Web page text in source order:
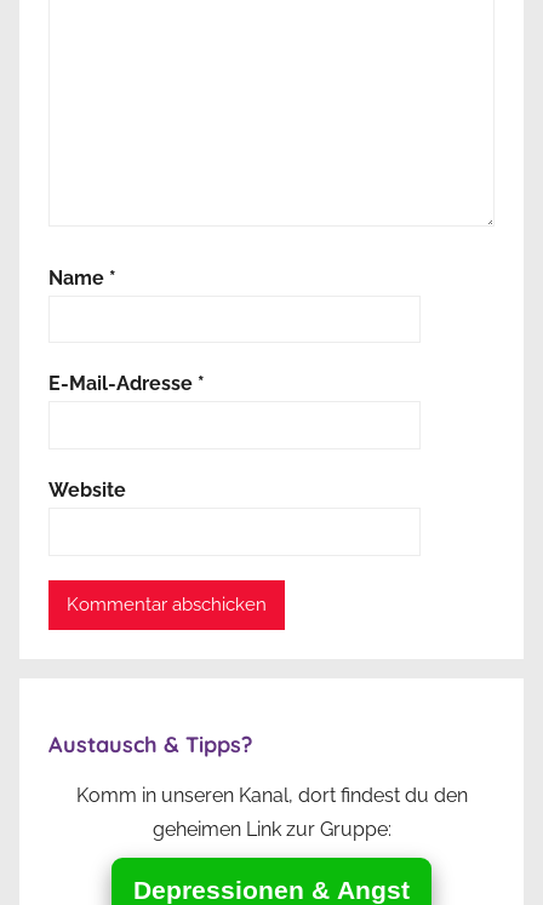
Name *
E-Mail-Adresse *
Website
Austausch & Tipps?
Komm in unseren Kanal, dort findest du den
geheimen Link zur Gruppe:
Depressionen & Angst